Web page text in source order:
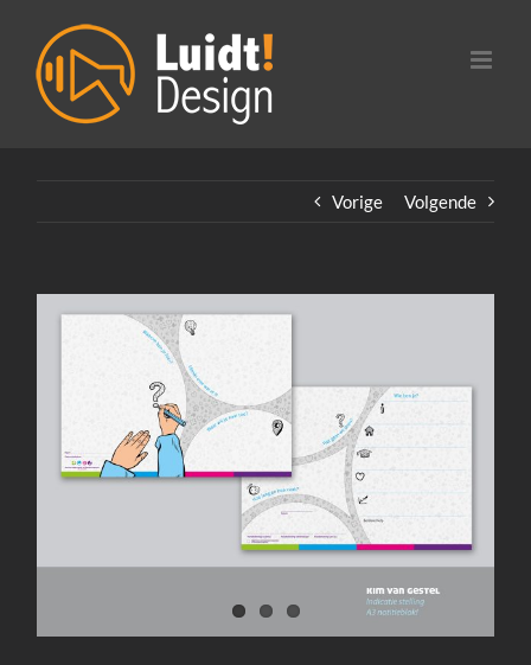
inhoud
Vorige Volgende